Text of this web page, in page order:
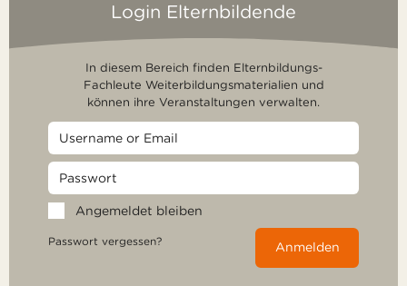
Login Elternbildende
In diesem Bereich finden Elternbildungs-
Fachleute Weiterbildungsmaterialien und
können ihre Veranstaltungen verwalten.
Angemeldet bleiben
Passwort vergessen? Anmelden